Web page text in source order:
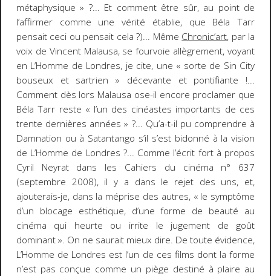
métaphysique » ?... Et comment être sûr, au point de
l’affirmer comme une vérité établie, que Béla Tarr
pensait ceci ou pensait cela ?)... Même Chronic’art, par la
voix de Vincent Malausa, se fourvoie allègrement, voyant
en L’Homme de Londres, je cite, une « sorte de Sin City
bouseux et sartrien » décevante et pontifiante !...
Comment dès lors Malausa ose-il encore proclamer que
Béla Tarr reste « l’un des cinéastes importants de ces
trente dernières années » ?... Qu’a-t-il pu comprendre à
Damnation ou à Satantango s’il s’est bidonné à la vision
de L’Homme de Londres ?... Comme l’écrit fort à propos
Cyril Neyrat dans les Cahiers du cinéma n° 637
(septembre 2008), il y a dans le rejet des uns, et,
ajouterais-je, dans la méprise des autres, « le symptôme
d’un blocage esthétique, d’une forme de beauté au
cinéma qui heurte ou irrite le jugement de goût
dominant ». On ne saurait mieux dire. De toute évidence,
L’Homme de Londres est l’un de ces films dont la forme
n’est pas conçue comme un piège destiné à plaire au